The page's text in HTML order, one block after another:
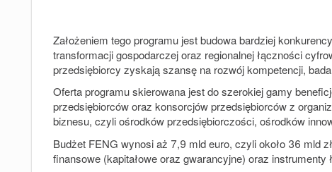
Założeniem tego programu jest budowa bardziej
transformacji gospodarczej oraz regionalnej łączności
przedsiębiorcy zyskają szansę na rozwój kompetencji,
Oferta programu skierowana jest do szerokiej gamy
przedsiębiorców oraz konsorcjów przedsiębiorców z
biznesu, czyli ośrodków przedsiębiorczości, ośrodków
Budżet FENG wynosi aż 7,9 mld euro, czyli około 36 mld
finansowe (kapitałowe oraz gwarancyjne) oraz